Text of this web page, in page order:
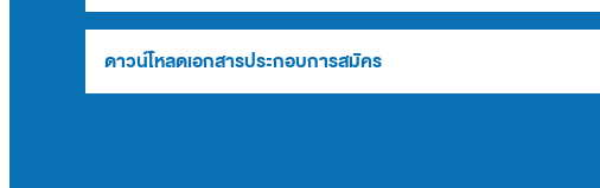
ดาวน์โหลดเอกสารประกอบการสมัคร